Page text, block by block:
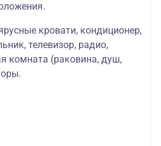
кровати, кондиционер,
телевизор, радио,
комната (раковина, душ,